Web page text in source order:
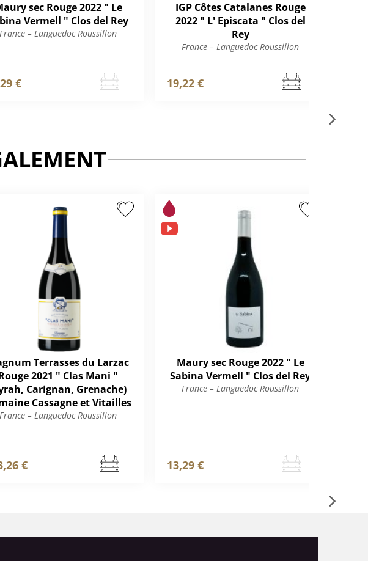
sec Rouge 2022 " Le
Vermell " Clos del Rey
France – Languedoc Roussillon
€
IGP Côtes Catalanes Rouge
2022 " L' Episcata " Clos del
Rey
France – Languedoc Roussillon
19,22 €
Terrasses du Larzac
2021 " Clas Mani "
Carignan, Grenache)
Cassagne et Vitailles
France – Languedoc Roussillon
€
Maury sec Rouge 2022 " Le
Sabina Vermell " Clos del Rey
France – Languedoc Roussillon
13,29 €